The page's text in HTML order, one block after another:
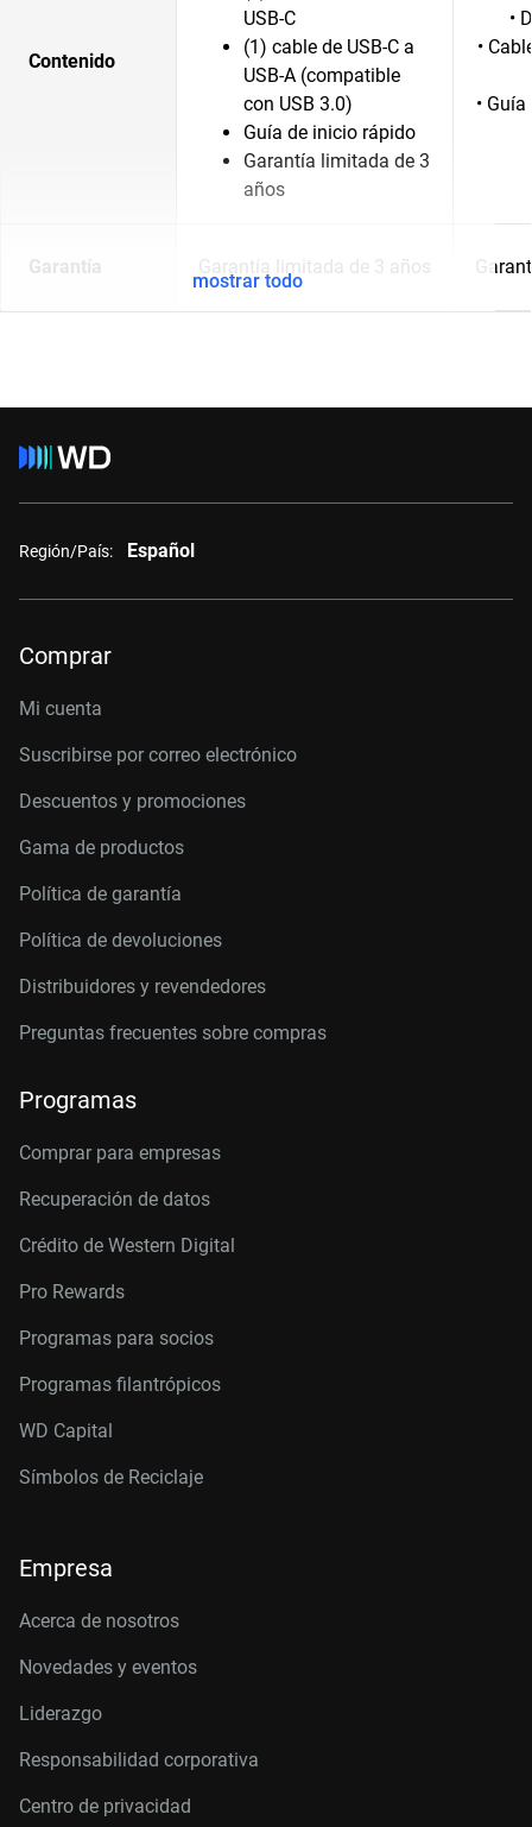
Contenido
USB-C
(1) cable de USB-C a
USB-A (compatible
con USB 3.0)
Guía de inicio rápido
Garantía limitada de 3
años
•
•
•
Garantía Garantía limitada de 3 años
mostrar todo
Región/País: Español
Comprar
Mi cuenta
Suscribirse por correo electrónico
Descuentos y promociones
Gama de productos
Política de garantía
Política de devoluciones
Distribuidores y revendedores
Preguntas frecuentes sobre compras
Programas
Comprar para empresas
Recuperación de datos
Crédito de Western Digital
Pro Rewards
Programas para socios
Programas filantrópicos
WD Capital
Símbolos de Reciclaje
Empresa
Acerca de nosotros
Novedades y eventos
Liderazgo
Responsabilidad corporativa
Centro de privacidad